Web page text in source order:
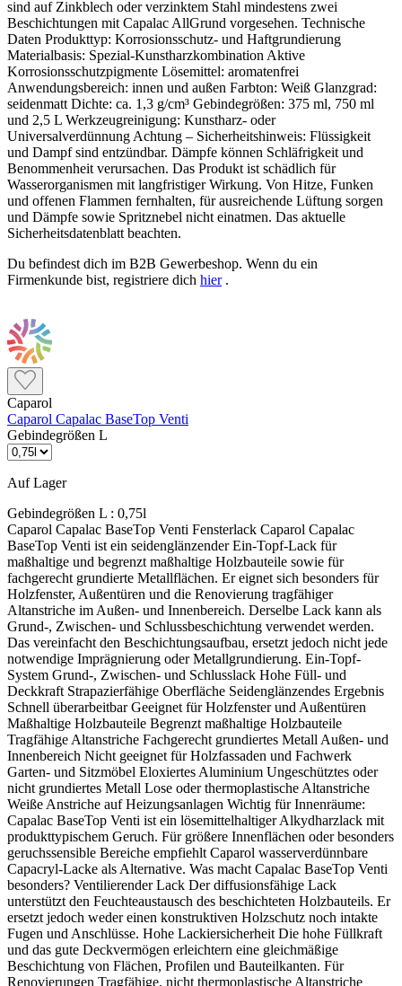
Du befindest dich im B2B Gewerbeshop. Wenn du ein
Firmenkunde bist, registriere dich hier.
Caparol
Caparol Capalac BaseTop Venti
Gebindegrößen L
Auf Lager
Gebindegrößen L : 0,75l
Caparol Capalac BaseTop Venti Fensterlack Caparol Capalac BaseTop Venti ist ein seidenglänzender Ein-Topf-Lack für maßhaltige und begrenzt maßhaltige Holzbauteile sowie für fachgerecht grundierte Metallflächen. Er eignet sich besonders für Holzfenster, Außentüren und die Renovierung tragfähiger Altanstriche im Außen- und Innenbereich. Derselbe Lack kann als Grund-, Zwischen- und Schlussbeschichtung verwendet werden. Das vereinfacht den Beschichtungsaufbau, ersetzt jedoch nicht jede notwendige Imprägnierung oder Metallgrundierung. Ein-Topf-System Grund-, Zwischen- und Schlusslack Hohe Füll- und Deckkraft Strapazierfähige Oberfläche Seidenglänzendes Ergebnis Schnell überarbeitbar Geeignet für Holzfenster und Außentüren Maßhaltige Holzbauteile Begrenzt maßhaltige Holzbauteile Tragfähige Altanstriche Fachgerecht grundiertes Metall Außen- und Innenbereich Nicht geeignet für Holzfassaden und Fachwerk Garten- und Sitzmöbel Eloxiertes Aluminium Ungeschütztes oder nicht grundiertes Metall Lose oder thermoplastische Altanstriche Weiße Anstriche auf Heizungsanlagen Wichtig für Innenräume: Capalac BaseTop Venti ist ein lösemittelhaltiger Alkydharzlack mit produkttypischem Geruch. Für größere Innenflächen oder besonders geruchssensible Bereiche empfiehlt Caparol wasserverdünnbare Capacryl-Lacke als Alternative. Was macht Capalac BaseTop Venti besonders? Ventilierender Lack Der diffusionsfähige Lack unterstützt den Feuchteaustausch des beschichteten Holzbauteils. Er ersetzt jedoch weder einen konstruktiven Holzschutz noch intakte Fugen und Anschlüsse. Hohe Lackiersicherheit Die hohe Füllkraft und das gute Deckvermögen erleichtern eine gleichmäßige Beschichtung von Flächen, Profilen und Bauteilkanten. Für Renovierungen Tragfähige, nicht thermoplastische Altanstriche können nach sorgfältigem Anschleifen und Reinigen direkt mit BaseTop Venti überarbeitet werden. Passt BaseTop Venti zu deinem Projekt? Das Produkt passt, wenn … Holzfenster oder Außentüren renoviert werden ein seidenglänzender Alkydharzlack gewünscht ist Grund- und Decklack aus einem Produkt kommen sollen ein tragfähiger Altanstrich vorhanden ist eine wetterbeständige Oberfläche benötigt wird Besser ein anderes Produkt wählen, wenn … eine Holzfassade oder Fachwerk gestrichen wird eine wasserverdünnbare, geruchsarme Innenlösung gesucht wird Gartenmöbel oder Sitzflächen lackiert werden ein Heizkörper weiß beschichtet werden soll der vorhandene Altanstrich weich oder thermoplastisch ist Beschichtungsaufbau auf Holz 1. Holz vorbereiten Holz in Faserrichtung schleifen und gründlich reinigen. Harze, Harzgallen und andere haftungsmindernde Holzinhaltstoffe vollständig entfernen. Scharfe Kanten leicht brechen. Die Holzfeuchte darf bei maßhaltigen Bauteilen höchstens 13 % und bei begrenzt maßhaltigen Bauteilen höchstens 15 % betragen. 2. Außenholz imprägnieren Unbehandeltes Holz im Außenbereich entsprechend dem vorgesehenen Systemaufbau zunächst mit Capalac Holz-Imprägniergrund behandeln. Die Imprägnierung dient dem Holzschutz und ist nicht durch die spätere Lackbeschichtung zu ersetzen. 3. Zweimal lackieren Anschließend eine Grundbeschichtung und eine Schlussbeschichtung mit Capalac BaseTop Venti ausführen. Bei Bedarf kann eine zusätzliche Zwischenbeschichtung notwendig sein. Zwischen den Lackaufträgen jeweils anschleifen und reinigen. Tragfähige Altanstriche renovieren Fest haftende, nicht thermoplastische Altanstriche anschleifen oder fachgerecht anlaugen und anschließend gründlich reinigen. Schadstellen müssen passend zum jeweiligen Untergrund vorbereitet und grundiert werden. Danach eine Grund- und Schlussbeschichtung mit Capalac BaseTop Venti ausführen. Bei starkem Farbtonwechsel, ungleichmäßigem Untergrund oder hohem Füllbedarf kann ein zusätzlicher Zwischenanstrich erforderlich sein. Beschichtungsaufbau auf Metall Eisen und Stahl Eisen und Stahl vollständig entrosten und entfetten. Im Innenbereich mit Capalac AllGrund grundieren, im Außenbereich sind zwei Grundbeschichtungen mit Capalac AllGrund vorgesehen. Anschließend mit Capalac BaseTop Venti lackieren. Aluminium Aluminium fachgerecht reinigen und mit Kunststoffschleifvlies vorbereiten. Danach mit Capalac AllGrund grundieren und mit BaseTop Venti beschichten. Eloxiertes Aluminium ist für diesen Beschichtungsaufbau nicht geeignet. Verbrauch und Reichweite Streichen Ca. 90–130 ml/m² je Anstrich. Bei zwei Anstrichen reicht 1 Liter rechnerisch für ungefähr 4–5,5 m² fertige Fläche. Rollen Ca. 70–90 ml/m² je Anstrich. Bei zwei Anstrichen reicht 1 Liter rechnerisch für ungefähr 5,5–7 m² fertige Fläche. Airless-Spritzen Ca. 100–120 ml/m² je Anstrich. Bei zwei Anstrichen reicht 1 Liter rechnerisch für ungefähr 4–5 m² fertige Fläche. Die Reichweiten sind theoretische Richtwerte. Profilierung, Untergrund, Kanten, Werkzeug und tatsächliche Schichtdicke beeinflussen den Materialbedarf. Den genauen Verbrauch durch eine Probebeschichtung ermitteln. Verarbeitung und Trocknung Verarbeitung Vor Gebrauch gründlich aufrühren Streichen, rollen oder spritzen Zwischen den Anstrichen schleifen Schleifstaub sorgfältig entfernen Bedingungen Mindesttemperatur: 5 °C Für Material, Luft und Untergrund Relative Luftfeuchte: höchstens 80 % Nicht auf feuchten Untergründen verarbeiten Trocknung bei 20 °C Staubtrocken nach ca. 4 Stunden Grifffest nach ca. 6–7 Stunden Überstreichbar nach ca. 7–8 Stunden Kälte und Feuchtigkeit verlängern die Trocknung Farbtonwahl richtig planen Weiß und helle Farbtöne Alkydharzlacke können bei geringer UV-Belastung, Wärme oder chemischen Einflüssen vergilben. Das kann besonders bei weißen und hellen Farbtönen im Innenbereich sichtbar werden. Rot, Orange und Gelb Farbtöne mit geringerem Deckvermögen benötigen gegebenenfalls eine passend getönte Grundbeschichtung, damit das Endergebnis gleichmäßig deckt. Häufige Fragen Was bedeutet Ein-Topf-Lack? Derselbe Lack wird für Grund-, Zwischen- und Schlussbeschichtung verwendet. Notwendige Holzschutz- oder Metallgrundierungen bleiben trotzdem Bestandteil des Systems. Reichen zwei Anstriche? Auf entsprechend vorbereitetem Holz sind eine Grund- und eine Schlussbeschichtung vorgesehen. Bei Farbtonwechsel oder hohem Füllbedarf kann ein Zwischenanstrich notwendig sein. Kann alter Fensterlack überstrichen werden? Ja, wenn der vorhandene Lack fest haftet und nicht thermoplastisch ist. Er muss angeschliffen, gereinigt und an Schadstellen passend zum Untergrund ausgebessert werden. Technische Daten Produkttyp: diffusionsfähiger Ein-Topf-Lack Materialbasis: Silikon-Alkydharzlack Lösemittel: aromatenfrei Anwendungsbereich: innen und außen Glanzgrad: seidenglänzend Dichte: ca. 1,3 g/cm³ Farbtöne: Weiß und ColorExpress Gebinde: 375 ml, 750 ml, 2,5 L und 10 L Werkzeugreinigung: Kunstharz- oder Universalverdünnung Kühl und dicht verschlossen lagern Sicherheitshinweis: